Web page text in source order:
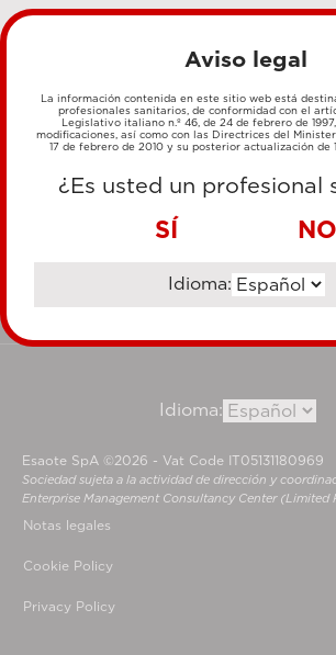
MÉTODOS DE
TRANSFERENCIA
Idioma:
Esaote SpA ©2026 - Vat Code IT05131180969
Sociedad sujeta a la actividad de dirección y
Enterprise Management Consultancy Center (Limited
Notas legales
Cookie Policy
Privacy Policy
Aviso legal
La información contenida en este sitio web está
profesionales sanitarios, de conformidad con el
Legislativo italiano n.º 46, de 24 de febrero de
modificaciones, así como con las Directrices del
17 de febrero de 2010 y su posterior actualización de
¿Es usted un profesional
SÍ NO
Idioma: